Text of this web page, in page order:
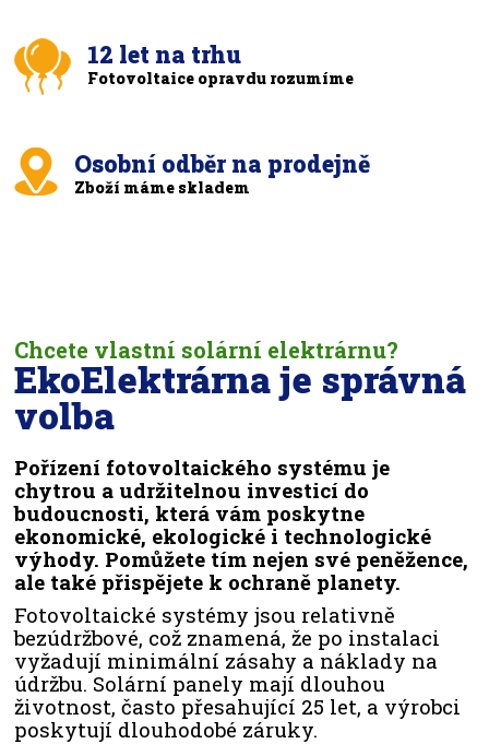
12 let na trhu
Fotovoltaice opravdu rozumíme
Osobní odběr na prodejně
Zboží máme skladem
Chcete vlastní solární elektrárnu?
EkoElektrárna je správná
volba
Pořízení fotovoltaického systému je
chytrou a udržitelnou investicí do
budoucnosti, která vám poskytne
ekonomické, ekologické i technologické
výhody. Pomůžete tím nejen své peněžence,
ale také přispějete k ochraně planety.
Fotovoltaické systémy jsou relativně
bezúdržbové, což znamená, že po instalaci
vyžadují minimální zásahy a náklady na
údržbu. Solární panely mají dlouhou
životnost, často přesahující 25 let, a výrobci
poskytují dlouhodobé záruky.